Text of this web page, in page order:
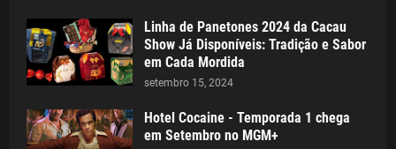
Linha de Panetones 2024 da Cacau
Show Já Disponíveis: Tradição e Sabor
em Cada Mordida
setembro 15, 2024
Hotel Cocaine - Temporada 1 chega
em Setembro no MGM+